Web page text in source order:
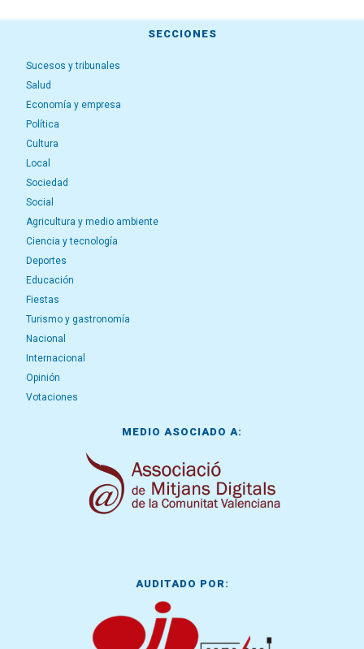
SECCIONES
Sucesos y tribunales
Salud
Economía y empresa
Política
Cultura
Local
Sociedad
Social
Agricultura y medio ambiente
Ciencia y tecnología
Deportes
Educación
Fiestas
Turismo y gastronomía
Nacional
Internacional
Opinión
Votaciones
MEDIO ASOCIADO A:
AUDITADO POR: